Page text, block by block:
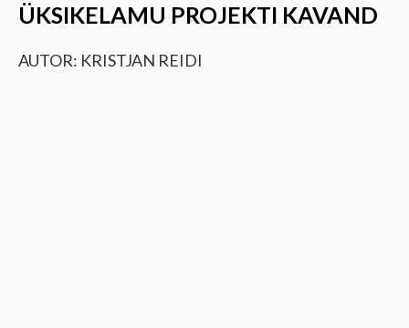
ÜKSIKELAMU PROJEKTI KAVAND
AUTOR: KRISTJAN REIDI